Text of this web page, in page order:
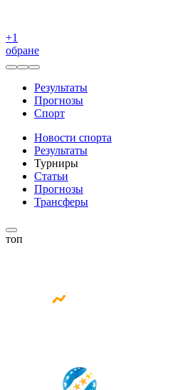
+1
обране
Результаты
Прогнозы
Спорт
Новости спорта
Результаты
Турниры
Статьи
Прогнозы
Трансферы
топ